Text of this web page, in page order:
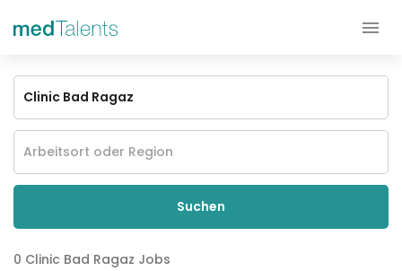
Suchen
Clinic Bad Ragaz Jobs